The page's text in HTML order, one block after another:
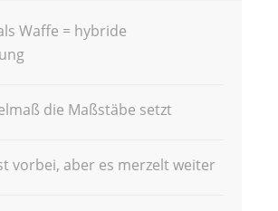
Waffe = hybride
die Maßstäbe setzt
vorbei, aber es merzelt weiter